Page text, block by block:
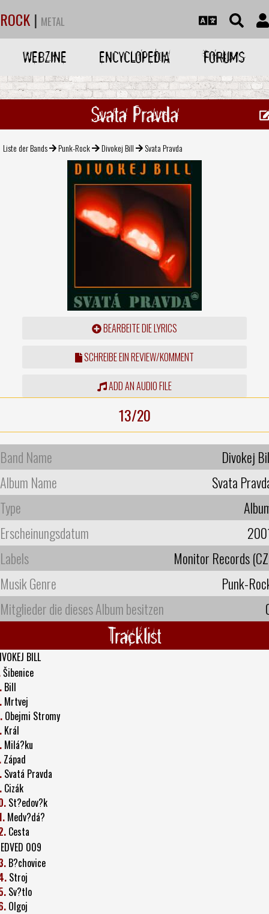
ROCK | METAL
WEBZINE ENCYCLOPEDIA FORUMS
Svata Pravda
Liste der Bands Punk-Rock Divokej Bill Svata Pravda
BEARBEITE DIE LYRICS
SCHREIBE EIN REVIEW/KOMMENT
ADD AN AUDIO FILE
13/20
Band Name
Divokej
Album Name
Svata
Type
Erscheinungsdatum
Labels
Monitor Records
Musik Genre
Punk-
Mitglieder die dieses Album besitzen
Tracklist
BILL
Šibenice
Bill
Mrtvej
Obejmi Stromy
Král
Milá?ku
Západ
Svatá Pravda
Cizák
St?edov?k
Medv?dá?
Cesta
009
B?chovice
Stroj
Sv?tlo
Olgoj